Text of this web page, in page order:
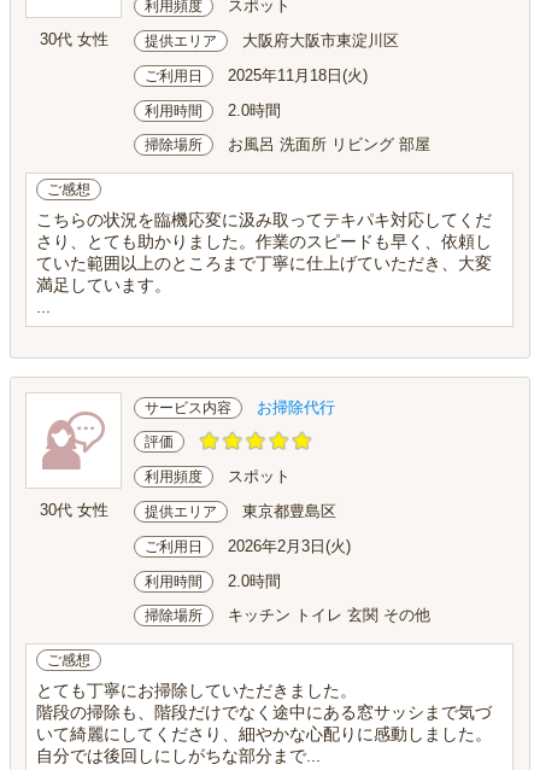
30代 女性
利用頻度 スポット
提供エリア 大阪府大阪市東淀川区
ご利用日 2025年11月18日(火)
利用時間 2.0時間
掃除場所 お風呂 洗面所 リビング 部屋
ご感想
こちらの状況を臨機応変に汲み取ってテキパキ対応してくだ
さり、とても助かりました。作業のスピードも早く、依頼し
ていた範囲以上のところまで丁寧に仕上げていただき、大変
満足しています。
...
30代 女性
サービス内容 お掃除代行
評価
利用頻度 スポット
提供エリア 東京都豊島区
ご利用日 2026年2月3日(火)
利用時間 2.0時間
掃除場所 キッチン トイレ 玄関 その他
ご感想
とても丁寧にお掃除していただきました。
階段の掃除も、階段だけでなく途中にある窓サッシまで気づ
いて綺麗にしてくださり、細やかな心配りに感動しました。
自分では後回しにしがちな部分まで...